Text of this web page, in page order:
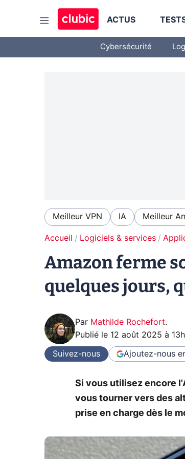
ACTUS
Cybersécurité
Meilleur VPN IA Meilleur
Accueil Logiciels & services
Amazon ferme
quelques jours,
Par Mathilde Rochefort.
Publié le 12 août 2025 à
Suivez-nous Ajoutez-nous
Si vous utilisez encore
vous tourner vers des
prise en charge dès le